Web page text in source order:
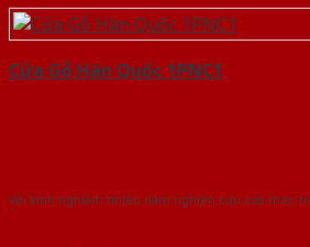
Cửa Gỗ Hàn Quốc 1PNC1
Với kinh nghiệm nhiêu năm nghiên cứu cửa theo